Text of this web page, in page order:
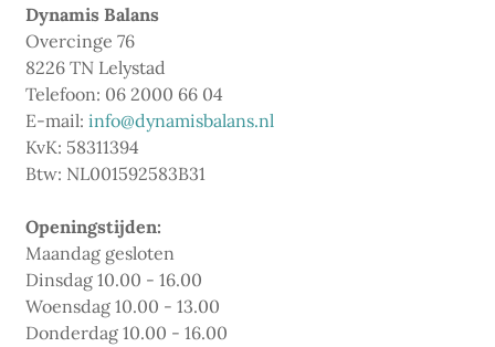
Dynamis Balans
Overcinge 76
8226 TN Lelystad
Telefoon: 06 2000 66 04
E-mail:info@dynamisbalans.nl
KvK: 58311394
Btw: NL001592583B31
Openingstijden:
Maandag gesloten
Dinsdag 10.00 - 16.00
Woensdag 10.00 - 13.00
Donderdag 10.00 - 16.00